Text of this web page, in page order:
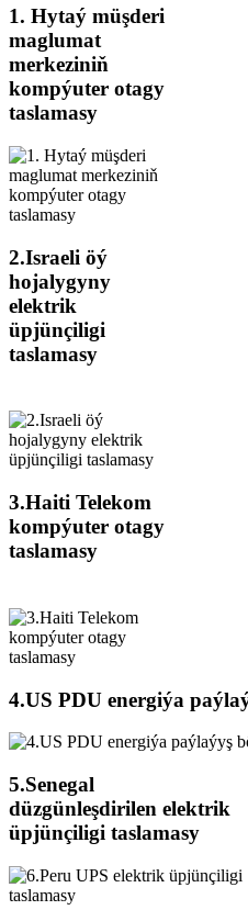
1. Hytaý müşderi
maglumat
merkeziniň
kompýuter otagy
taslamasy
2.Israeli öý
hojalygyny
elektrik
üpjünçiligi
taslamasy
3.Haiti Telekom
kompýuter otagy
taslamasy
4.US PDU energiýa
5.Senegal
düzgünleşdirilen elektrik
üpjünçiligi taslamasy